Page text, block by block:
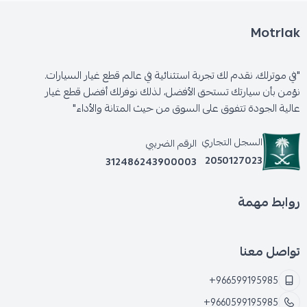
Motrlak
"في موترلك، نقدم لك تجربة استثنائية في عالم قطع غيار السيارات.
نؤمن بأن سيارتك تستحق الأفضل، لذلك نوفرلك أفضل قطع غيار
عالية الجودة تتفوق على السوق من حيث المتانة والأداء"
السجل التجاري
2050127023
الرقم الضريبي
312486243900003
روابط مهمة
تواصل معنا
+966599195985
+9660599195985